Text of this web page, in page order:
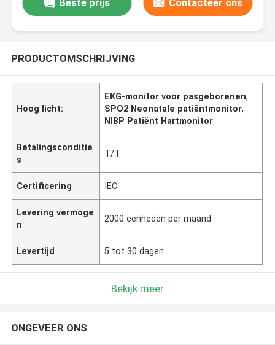
PRODUCTOMSCHRIJVING
Hoog licht:
EKG-monitor voor pasgeborenen,
SPO2 Neonatale patiëntmonitor,
NIBP Patiënt Hartmonitor
Betalingsconditie
s
T/T
Certificering IEC
Levering vermoge
n
2000 eenheden per maand
Levertijd 5 tot 30 dagen
Bekijk meer
ONGEVEER ONS